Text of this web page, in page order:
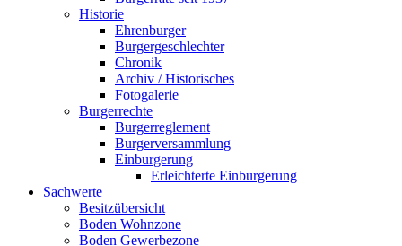
Historie
Ehrenburger
Burgergeschlechter
Chronik
Archiv / Historisches
Fotogalerie
Burgerrechte
Burgerreglement
Burgerversammlung
Einburgerung
Erleichterte Einburgerung
Sachwerte
Besitzübersicht
Boden Wohnzone
Boden Gewerbezone